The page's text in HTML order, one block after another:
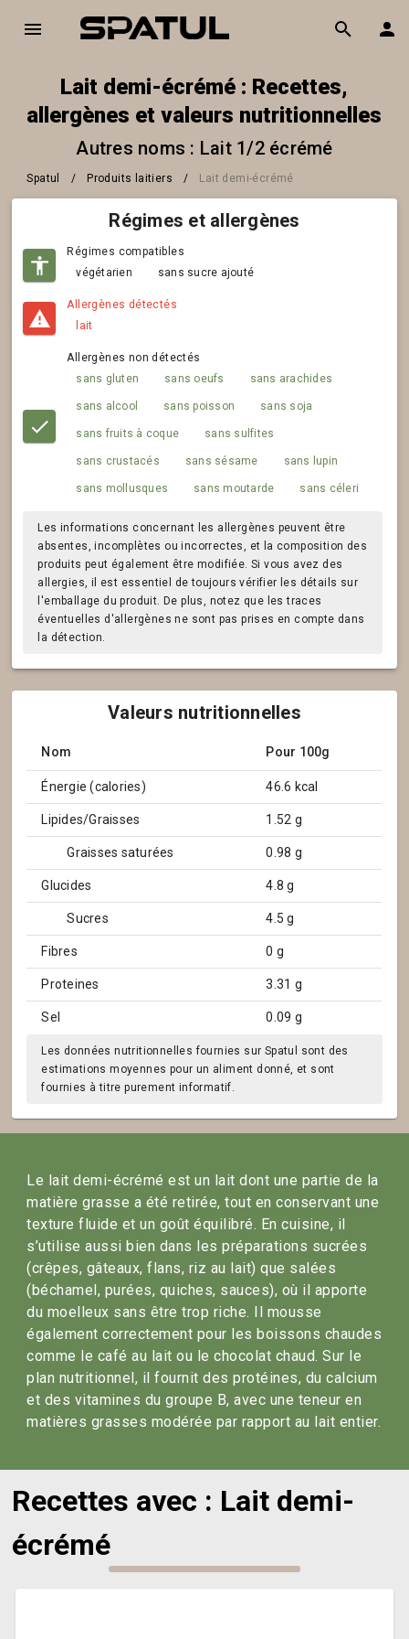
Lait demi-écrémé : Recettes,
allergènes et valeurs nutritionnelles
Autres noms : Lait 1/2 écrémé
Spatul / Produits laitiers / Lait demi-écrémé
Régimes et allergènes
Régimes compatibles
végétarien
sans sucre ajouté
Allergènes détectés
lait
Allergènes non détectés
sans gluten
sans oeufs sans arachides
sans alcool sans poisson sans soja
sans fruits à coque sans sulfites
sans crustacés sans sésame sans lupin
sans mollusques sans moutarde sans céleri
Les informations concernant les allergènes peuvent être
absentes, incomplètes ou incorrectes, et la composition des
produits peut également être modifiée. Si vous avez des
allergies, il est essentiel de toujours vérifier les détails sur
l'emballage du produit. De plus, notez que les traces
éventuelles d'allergènes ne sont pas prises en compte dans
la détection.
Valeurs nutritionnelles
Nom Pour 100g
Énergie (calories) 46.6 kcal
Lipides/Graisses 1.52 g
Graisses saturées 0.98 g
Glucides 4.8 g
Sucres 4.5 g
Fibres 0 g
Proteines 3.31 g
Sel 0.09 g
Les données nutritionnelles fournies sur Spatul sont des
estimations moyennes pour un aliment donné, et sont
fournies à titre purement informatif.
Le lait demi-écrémé est un lait dont une partie de la
matière grasse a été retirée, tout en conservant une
texture fluide et un goût équilibré. En cuisine, il
s’utilise aussi bien dans les préparations sucrées
(crêpes, gâteaux, flans, riz au lait) que salées
(béchamel, purées, quiches, sauces), où il apporte
du moelleux sans être trop riche. Il mousse
également correctement pour les boissons chaudes
comme le café au lait ou le chocolat chaud. Sur le
plan nutritionnel, il fournit des protéines, du calcium
et des vitamines du groupe B, avec une teneur en
matières grasses modérée par rapport au lait entier.
Recettes avec : Lait demi-
écrémé